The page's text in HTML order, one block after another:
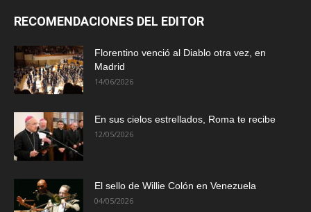
RECOMENDACIONES DEL EDITOR
Florentino venció al Diablo otra vez, en
Madrid
14/06/2026
En sus cielos estrellados, Roma te recibe
12/05/2026
El sello de Willie Colón en Venezuela
04/05/2026